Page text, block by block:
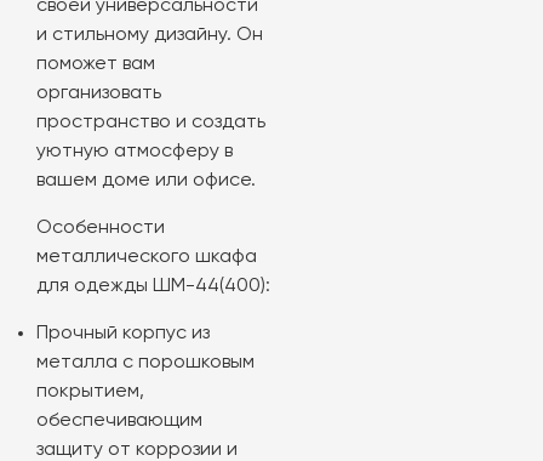
своей универсальности
и стильному дизайну. Он
поможет вам
организовать
пространство и создать
уютную атмосферу в
вашем доме или офисе.
Особенности
металлического шкафа
для одежды ШМ-44(400):
Прочный корпус из
металла с порошковым
покрытием,
обеспечивающим
защиту от коррозии и